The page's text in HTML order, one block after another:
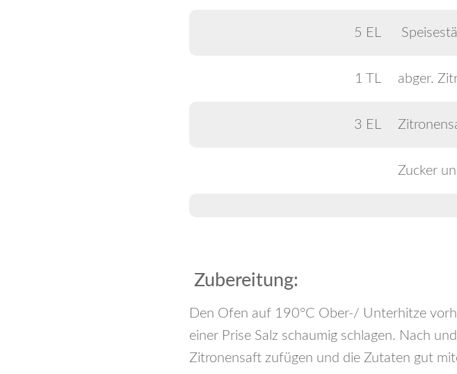
5 EL
1 TL abger.
3 EL
Zucker
Zubereitung:
Den Ofen auf 190°C Ober-/ Unterhitze
einer Prise Salz schaumig schlagen. Nach
Zitronensaft zufügen und die Zutaten gut